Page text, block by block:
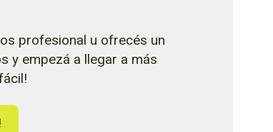
profesional u ofrecés un
y empezá a llegar a más